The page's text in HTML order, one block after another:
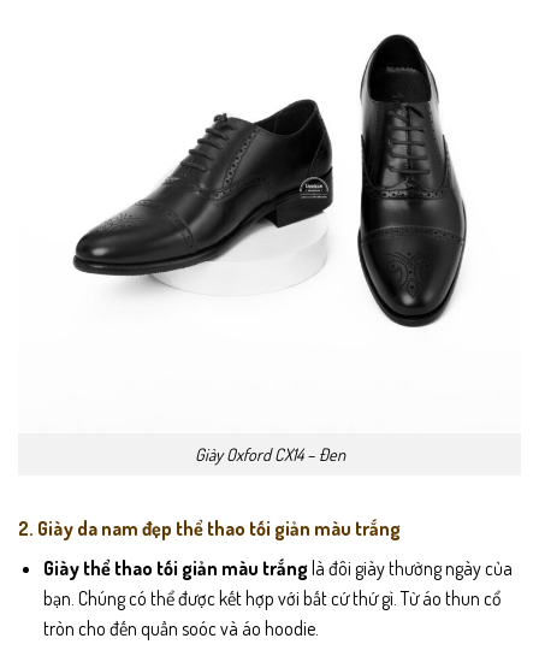
Giày Oxford CX14 – Đen
2. Giày da nam đẹp thể thao tối giản màu trắng
Giày thể thao tối giản màu trắnglà đôi giày thường ngày của
bạn. Chúng có thể được kết hợp với bất cứ thứ gì. Từ áo thun cổ
tròn cho đến quần soóc và áo hoodie.